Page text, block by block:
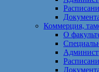
Коммерция,
О